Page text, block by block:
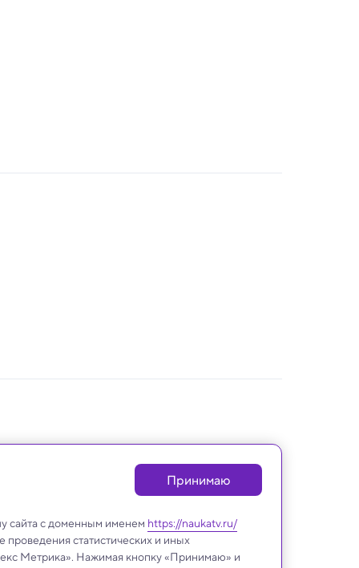
Принимаю
сайта с доменным именем https://naukatv.ru/
статистических и иных
Метрика». Нажимая кнопку «Принимаю» и